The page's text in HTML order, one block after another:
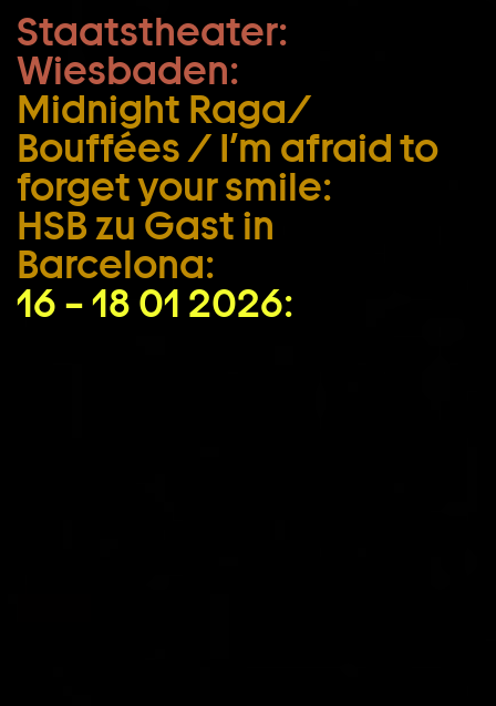
Zum Hauptinhalt springen
Zum Footer springen
Staatstheater:
Wiesbaden:
Midnight Raga/
Bouffées / I’m afraid to
forget your smile:
HSB zu Gast in
Barcelona:
16 – 18 01 2026: